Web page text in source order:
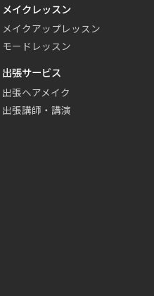
メイクレッスン
メイクアップレッスン
モードレッスン
出張サービス
出張ヘアメイク
出張講師・講演